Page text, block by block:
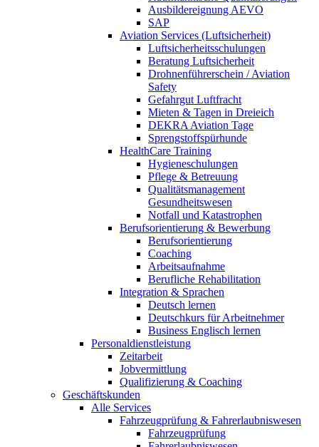
Ausbildereignung AEVO
SAP
Aviation Services (Luftsicherheit)
Luftsicherheitsschulungen
Beratung Luftsicherheit
Drohnenführerschein / Aviation
Safety
Gefahrgut Luftfracht
Mieten & Tagen in Dreieich
DEKRA Aviation Tage
Sprengstoffspürhunde
HealthCare Training
Hygieneschulungen
Pflege & Betreuung
Qualitätsmanagement
Gesundheitswesen
Notfall und Katastrophen
Berufsorientierung & Bewerbung
Berufsorientierung
Coaching
Arbeitsaufnahme
Berufliche Rehabilitation
Integration & Sprachen
Deutsch lernen
Deutschkurs für Arbeitnehmer
Business Englisch lernen
Personaldienstleistung
Zeitarbeit
Jobvermittlung
Qualifizierung & Coaching
Geschäftskunden
Alle Services
Fahrzeugprüfung & Fahrerlaubniswesen
Fahrzeugprüfung